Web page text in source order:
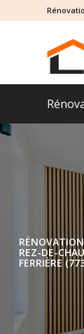
REZ-DE-
FERRIÈRE